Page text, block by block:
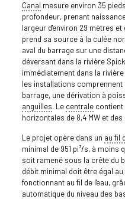
Canal mesure environ 35
profondeur, prenant
largeur d'environ 29 mètres
prend sa source à la culée
aval du barrage sur une
déversant dans la rivière
immédiatement dans la
les installations
barrage, une dérivation à
anguilles. Le centralecontient
horizontales de 8,4 MW et
Le projet opère dans un au fil
minimal de 951 pi³/s, à moins
soit ramené sous la crête du
débit minimal doit être égal
fonctionnant au fil de l'eau,
automatique du niveau des